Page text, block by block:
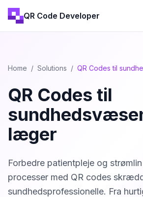
QR Code Developer
Home / Solutions / QR Codes til
QR Codes til
læger
Forbedre patientpleje og
processer med QR codes
sundhedsprofessionelle. Fra